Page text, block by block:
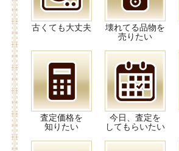
古くても大丈夫
壊れてる品物を
売りたい
査定価格を
知りたい
今日、査定を
してもらいたい